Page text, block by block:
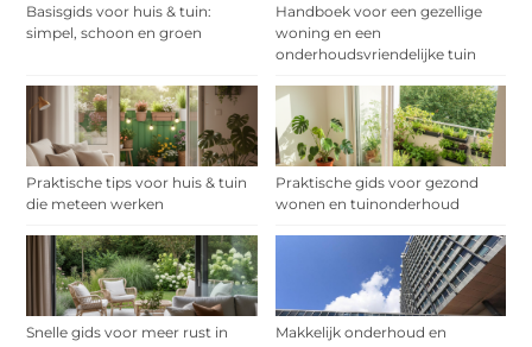
Basisgids voor huis & tuin:
simpel, schoon en groen
Handboek voor een gezellige
woning en een
onderhoudsvriendelijke tuin
Praktische tips voor huis & tuin
die meteen werken
Praktische gids voor gezond
wonen en tuinonderhoud
Snelle gids voor meer rust in
Makkelijk onderhoud en